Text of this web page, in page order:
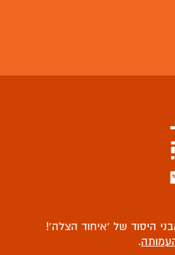
היסוד של ‘איחוד הצלה’!
.